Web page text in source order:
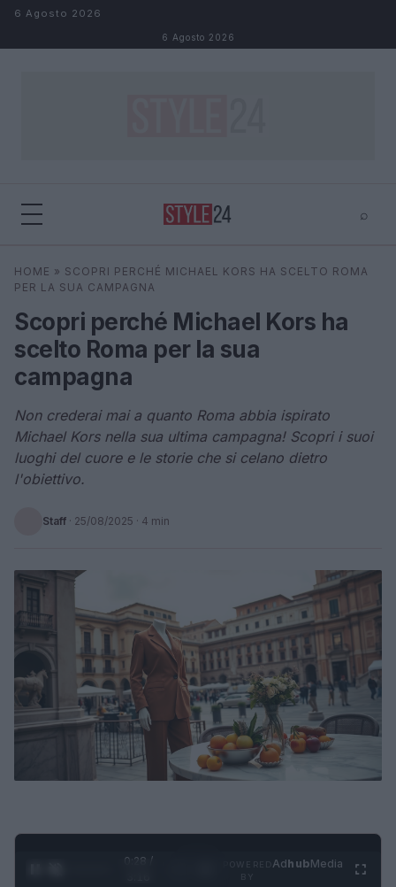
Salta al contenuto
6 Agosto 2026
6 Agosto 2026
⌕
Cerca ⌕ ×
HOME » SCOPRI PERCHÉ MICHAEL KORS HA SCELTO ROMA
PER LA SUA CAMPAGNA
Scopri perché Michael Kors ha
scelto Roma per la sua
campagna
Non crederai mai a quanto Roma abbia ispirato
Michael Kors nella sua ultima campagna! Scopri i suoi
luoghi del cuore e le storie che si celano dietro
l'obiettivo.
Staff · 25/08/2025 · 4 min
0:29 /
AdhubMedia